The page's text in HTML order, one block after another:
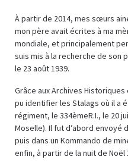
À partir de 2014, mes sœurs
mon père avait écrites à ma
mondiale, et principalement
suis mis à la recherche de son
le 23 août 1939.
Grâce aux Archives Historiques
pu identifier les Stalags où il a
régiment, le 334èmeR.I., le 20
Moselle). Il fut d’abord envoyé
puis dans un Kommando de
enfin, à partir de la nuit de Noël